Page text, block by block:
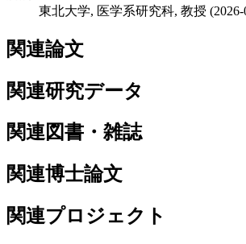
東北大学, 医学系研究科, 教授
関連論文
関連研究データ
関連図書・雑誌
関連博士論文
関連プロジェクト